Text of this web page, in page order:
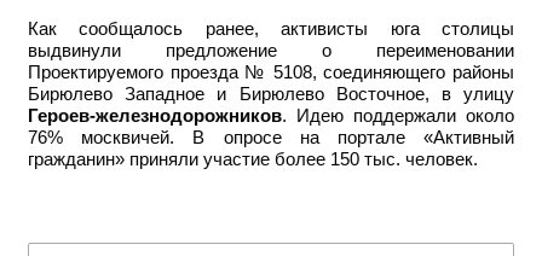
Как сообщалось ранее, активисты юга столицы
выдвинули предложение о переименовании
Проектируемого проезда № 5108, соединяющего районы
Бирюлево Западное и Бирюлево Восточное, в улицу
Героев-железнодорожников. Идею поддержали около
76% москвичей. В опросе на портале «Активный
гражданин» приняли участие более 150 тыс. человек.